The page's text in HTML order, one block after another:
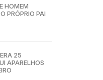
HOMEM
PRÓPRIO PAI
25
APARELHOS